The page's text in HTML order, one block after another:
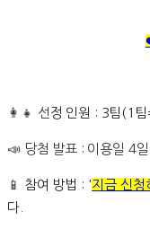
👩‍👧 선 정 인원 : 3팀(1
📣 당첨 발표 : 이용일 4
📱 참여 방법 : '지금 신청
다.